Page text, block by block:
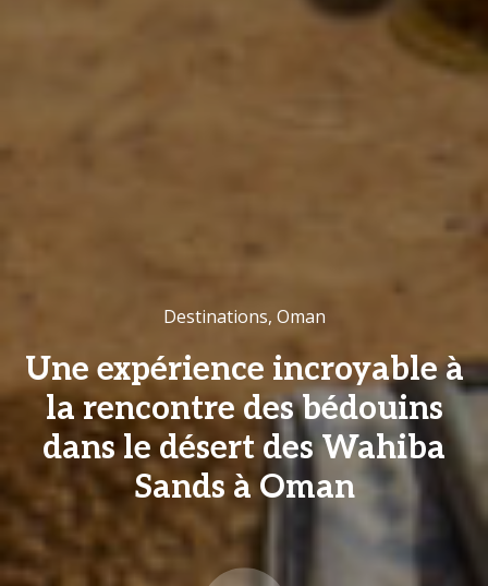
Destinations, Oman
Une expérience incroyable à
la rencontre des bédouins
dans le désert des Wahiba
Sands à Oman